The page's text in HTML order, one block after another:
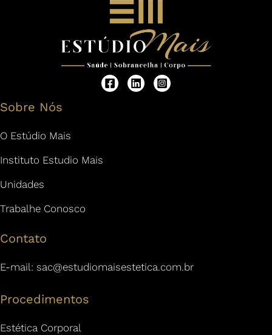
Sobre Nós
O Estúdio Mais
Instituto Estudio Mais
Unidades
Trabalhe Conosco
Contato
E-mail: sac@estudiomaisestetica.com.br
Procedimentos
Estética Corporal